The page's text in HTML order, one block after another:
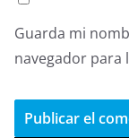
Guarda mi
navegador para